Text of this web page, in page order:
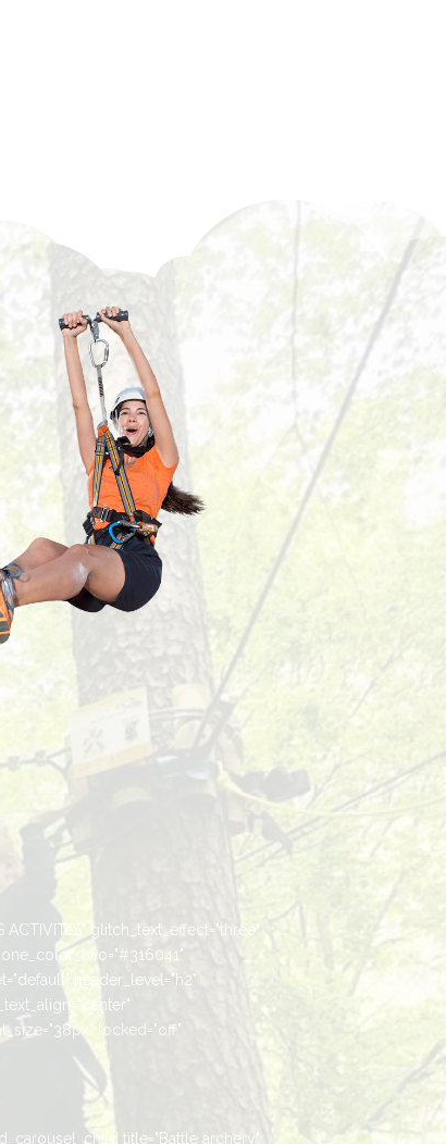
glitch_text_effect="three"
header_level="h2"
locked="off"
title="Battle archery"